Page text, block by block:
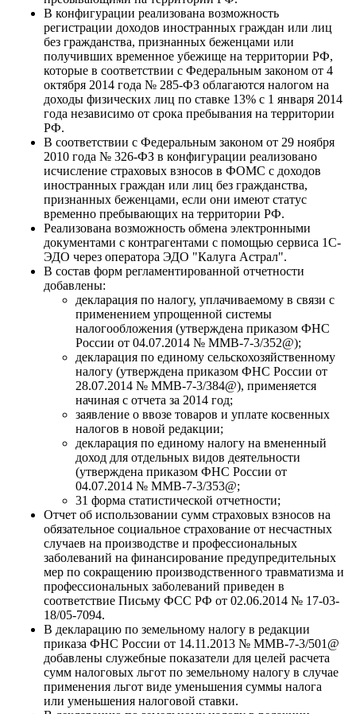
В конфигурации реализована возможность
регистрации доходов иностранных граждан или лиц
без гражданства, признанных беженцами или
получивших временное убежище на территории РФ,
которые в соответствии с Федеральным законом от 4
октября 2014 года № 285-ФЗ облагаются налогом на
доходы физических лиц по ставке 13% с 1 января 2014
года независимо от срока пребывания на территории
РФ.
В соответствии с Федеральным законом от 29 ноября
2010 года № 326-ФЗ в конфигурации реализовано
исчисление страховых взносов в ФОМС с доходов
иностранных граждан или лиц без гражданства,
признанных беженцами, если они имеют статус
временно пребывающих на территории РФ.
Реализована возможность обмена электронными
документами с контрагентами с помощью сервиса 1С-
ЭДО через оператора ЭДО "Калуга Астрал".
В состав форм регламентированной отчетности
добавлены:
декларация по налогу, уплачиваемому в связи с
применением упрощенной системы
налогообложения (утверждена приказом ФНС
России от 04.07.2014 № ММВ-7-3/352@);
декларация по единому сельскохозяйственному
налогу (утверждена приказом ФНС России от
28.07.2014 № ММВ-7-3/384@), применяется
начиная с отчета за 2014 год;
заявление о ввозе товаров и уплате косвенных
налогов в новой редакции;
декларация по единому налогу на вмененный
доход для отдельных видов деятельности
(утверждена приказом ФНС России от
04.07.2014 № ММВ-7-3/353@;
31 форма статистической отчетности;
Отчет об использовании сумм страховых взносов на
обязательное социальное страхование от несчастных
случаев на производстве и профессиональных
заболеваний на финансирование предупредительных
мер по сокращению производственного травматизма и
профессиональных заболеваний приведен в
соответствие Письму ФСС РФ от 02.06.2014 № 17-03-
18/05-7094.
В декларацию по земельному налогу в редакции
приказа ФНС России от 14.11.2013 № ММВ-7-3/501@
добавлены служебные показатели для целей расчета
сумм налоговых льгот по земельному налогу в случае
применения льгот виде уменьшения суммы налога
или уменьшения налоговой ставки.